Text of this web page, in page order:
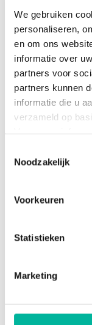
We gebruiken
personaliseren,
en om ons
informatie over
partners voor
partners kunnen
informatie die u
verzameld op
functioneren van
geweigerd;
cookies op elk
Noodzakelijk
Voorkeuren
Statistieken
Marketing
Mesurer
Mesurer, c'est
statistiques
ouvertes,
succès d'une
informations,
Compte tenu
un
moyen
Durable